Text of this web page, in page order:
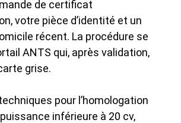
de certificat
votre pièce d’identité et un
récent. La procédure se
ANTS qui, après validation,
grise.
pour l’homologation
inférieure à 20 cv,